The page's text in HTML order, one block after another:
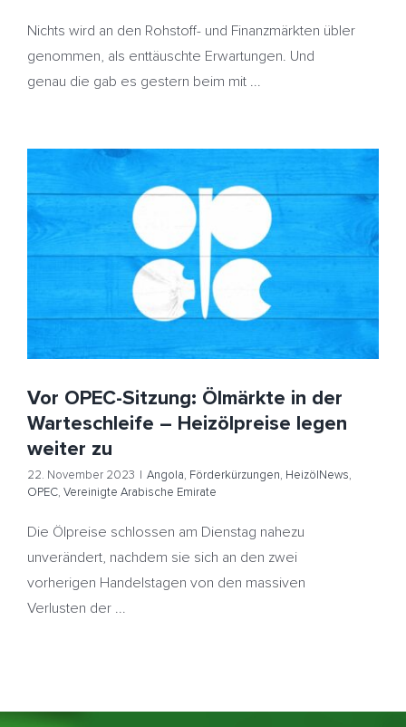
Nichts wird an den Rohstoff- und Finanzmärkten übler
genommen, als enttäuschte Erwartungen. Und
genau die gab es gestern beim mit ...
Vor OPEC-Sitzung: Ölmärkte in der Warteschleife –
Heizölpreise legen weiter zu
Förderkürzungen HeizölNews OPEC
Arabische Emirate
Vor OPEC-Sitzung: Ölmärkte in der
Warteschleife – Heizölpreise legen
weiter zu
22. November 2023 | Angola, Förderkürzungen, HeizölNews,
OPEC, Vereinigte Arabische Emirate
Die Ölpreise schlossen am Dienstag nahezu
unverändert, nachdem sie sich an den zwei
vorherigen Handelstagen von den massiven
Verlusten der ...